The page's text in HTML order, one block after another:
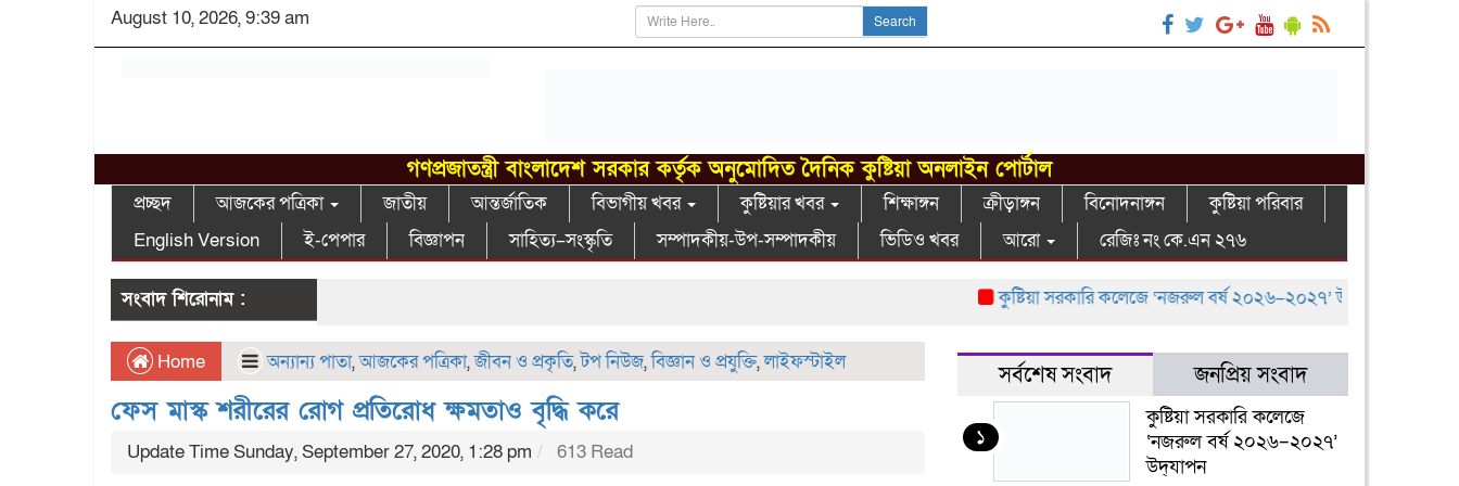
August 10, 2026, 9:39 am Search
গণপ্রজাতন্ত্রী বাংলাদেশ সরকার কর্তৃক অনুমোদিত দৈনিক কুষ্টিয়া অনলাইন পোর্টাল
প্রচ্ছদ আজকের পত্রিকা জাতীয় আন্তর্জাতিক বিভাগীয় খবর কুষ্টিয়ার খবর শিক্ষাঙ্গন ক্রীড়াঙ্গন বিনোদনাঙ্গন
কুষ্টিয়া পরিবার
English Version
ই-পেপার বিজ্ঞাপন সাহিত্য–সংস্কৃতি সম্পাদকীয়-উপ-সম্পাদকীয় ভিডিও খবর আরো রেজিঃ নং কে.এন ২৭৬
সংবাদ শিরোনাম : কুষ্টিয়া সরকারি কলেজে ‘নজরুল বর্ষ ২০২৬–২০২৭’ উদ্‌যাপন
Home অন্যান্য পাতা,আজকের পত্রিকা,জীবন ও প্রকৃতি,টপ নিউজ,বিজ্ঞান ও প্রযুক্তি,লাইফস্টাইল
ফেস মাস্ক শরীরের রোগ প্রতিরোধ ক্ষমতাও বৃদ্ধি করে
Update Time Sunday, September 27, 2020, 1:28 pm 613 Read
সর্বশেষ সংবাদ জনপ্রিয় সংবাদ
১
কুষ্টিয়া সরকারি কলেজে
‘নজরুল বর্ষ ২০২৬–২০২৭’
উদ্‌যাপন